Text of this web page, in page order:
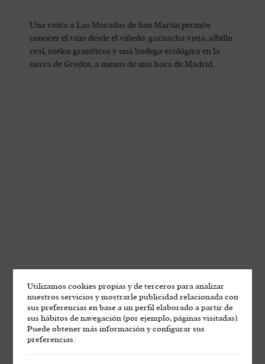
Una visita a Las Moradas de San Martín permite
conocer el vino desde el viñedo: garnacha vieja, albillo
real, suelos graníticos y una bodega ecológica en la
sierra de Gredos, a menos de una hora de Madrid.
Utilizamos cookies propias y de terceros para analizar
nuestros servicios y mostrarle publicidad relacionada con
sus preferencias en base a un perfil elaborado a partir de
sus hábitos de navegación (por ejemplo, páginas visitadas).
Puede obtener más información y configurar sus
preferencias.